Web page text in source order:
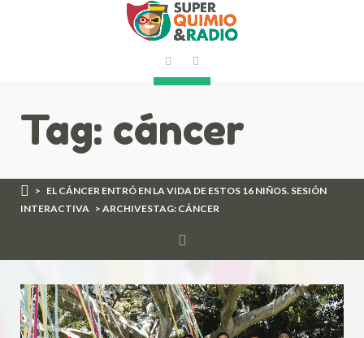
Tag: cáncer
> EL CÁNCER ENTRÓ EN LA VIDA DE ESTOS 16 NIÑOS. SESIÓN
INTERACTIVA > ARCHIVESTAG: CÁNCER